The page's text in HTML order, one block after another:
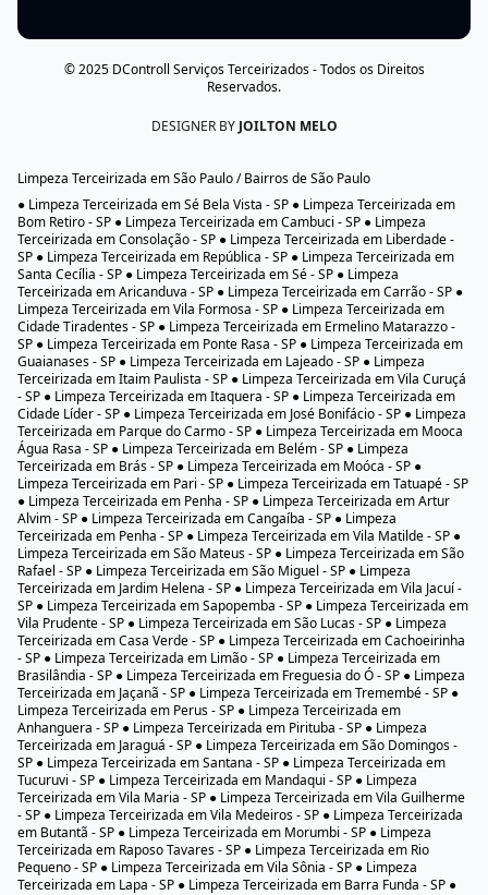
© 2025 DControll Serviços Terceirizados- Todos os Direitos
Reservados.
DESIGNER BY JOILTON MELO
Limpeza Terceirizada em São Paulo / Bairros de São Paulo
● Limpeza Terceirizada em Sé Bela Vista - SP ● Limpeza Terceirizada em
Bom Retiro - SP ● Limpeza Terceirizada em Cambuci - SP ● Limpeza
Terceirizada em Consolação - SP ● Limpeza Terceirizada em Liberdade -
SP ● Limpeza Terceirizada em República - SP ● Limpeza Terceirizada em
Santa Cecília - SP ● Limpeza Terceirizada em Sé - SP ● Limpeza
Terceirizada em Aricanduva - SP ● Limpeza Terceirizada em Carrão - SP ●
Limpeza Terceirizada em Vila Formosa - SP ● Limpeza Terceirizada em
Cidade Tiradentes - SP ● Limpeza Terceirizada em Ermelino Matarazzo -
SP ● Limpeza Terceirizada em Ponte Rasa - SP ● Limpeza Terceirizada em
Guaianases - SP ● Limpeza Terceirizada em Lajeado - SP ● Limpeza
Terceirizada em Itaim Paulista - SP ● Limpeza Terceirizada em Vila Curuçá
- SP ● Limpeza Terceirizada em Itaquera - SP ● Limpeza Terceirizada em
Cidade Líder - SP ● Limpeza Terceirizada em José Bonifácio - SP ● Limpeza
Terceirizada em Parque do Carmo - SP ● Limpeza Terceirizada em Mooca
Água Rasa - SP ● Limpeza Terceirizada em Belém - SP ● Limpeza
Terceirizada em Brás - SP ● Limpeza Terceirizada em Moóca - SP ●
Limpeza Terceirizada em Pari - SP ● Limpeza Terceirizada em Tatuapé - SP
● Limpeza Terceirizada em Penha - SP ● Limpeza Terceirizada em Artur
Alvim - SP ● Limpeza Terceirizada em Cangaíba - SP ● Limpeza
Terceirizada em Penha - SP ● Limpeza Terceirizada em Vila Matilde - SP ●
Limpeza Terceirizada em São Mateus - SP ● Limpeza Terceirizada em São
Rafael - SP ● Limpeza Terceirizada em São Miguel - SP ● Limpeza
Terceirizada em Jardim Helena - SP ● Limpeza Terceirizada em Vila Jacuí -
SP ● Limpeza Terceirizada em Sapopemba - SP ● Limpeza Terceirizada em
Vila Prudente - SP ● Limpeza Terceirizada em São Lucas - SP ● Limpeza
Terceirizada em Casa Verde - SP ● Limpeza Terceirizada em Cachoeirinha
- SP ● Limpeza Terceirizada em Limão - SP ● Limpeza Terceirizada em
Brasilândia - SP ● Limpeza Terceirizada em Freguesia do Ó - SP ● Limpeza
Terceirizada em Jaçanã - SP ● Limpeza Terceirizada em Tremembé - SP ●
Limpeza Terceirizada em Perus - SP ● Limpeza Terceirizada em
Anhanguera - SP ● Limpeza Terceirizada em Pirituba - SP ● Limpeza
Terceirizada em Jaraguá - SP ● Limpeza Terceirizada em São Domingos -
SP ● Limpeza Terceirizada em Santana - SP ● Limpeza Terceirizada em
Tucuruvi - SP ● Limpeza Terceirizada em Mandaqui - SP ● Limpeza
Terceirizada em Vila Maria - SP ● Limpeza Terceirizada em Vila Guilherme
- SP ● Limpeza Terceirizada em Vila Medeiros - SP ● Limpeza Terceirizada
em Butantã - SP ● Limpeza Terceirizada em Morumbi - SP ● Limpeza
Terceirizada em Raposo Tavares - SP ● Limpeza Terceirizada em Rio
Pequeno - SP ● Limpeza Terceirizada em Vila Sônia - SP ● Limpeza
Terceirizada em Lapa - SP ● Limpeza Terceirizada em Barra Funda - SP ●